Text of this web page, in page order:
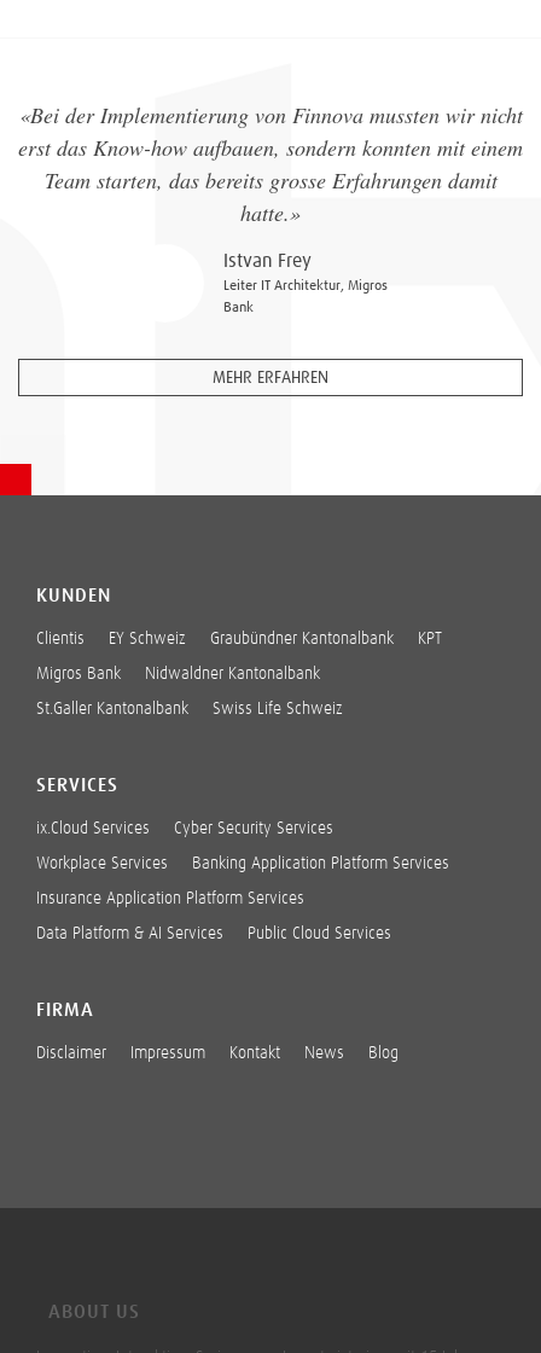
«Bei der Implementierung von Finnova mussten wir nicht
erst das Know-how aufbauen, sondern konnten mit einem
Team starten, das bereits grosse Erfahrungen damit
hatte.»
Istvan Frey
Leiter IT Architektur, Migros
Bank
MEHR ERFAHREN
KUNDEN
Clientis EY Schweiz Graubündner Kantonalbank KPT
Migros Bank Nidwaldner Kantonalbank
St.Galler Kantonalbank Swiss Life Schweiz
SERVICES
ix.Cloud Services Cyber Security Services
Workplace Services Banking Application Platform Services
Insurance Application Platform Services
Data Platform & AI Services Public Cloud Services
FIRMA
Disclaimer Impressum Kontakt News Blog
ABOUT US